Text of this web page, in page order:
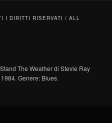
I DIRITTI RISERVATI / ALL
The Weather di Stevie Ray
Genere: Blues.